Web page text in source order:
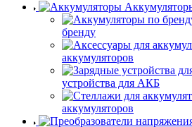
бренду
аккумуляторов
устройства для АКБ
аккумуляторов